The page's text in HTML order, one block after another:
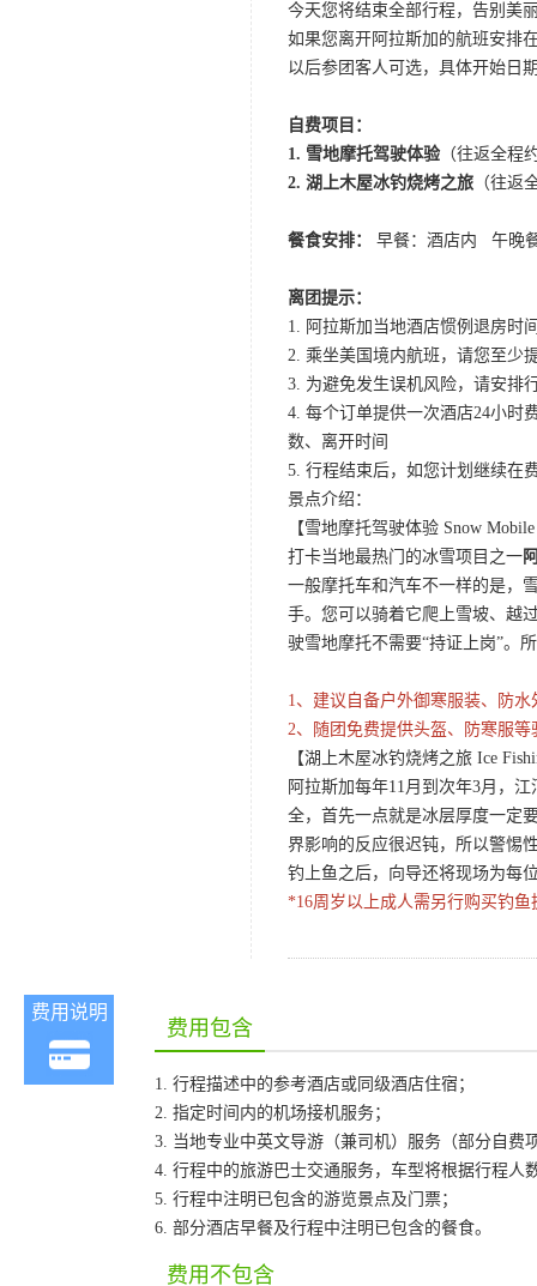
今天您将结束全部行程，告别美
如果您离开阿拉斯加的航班安排
以后参团客人可选，具体开始日
自费项目：
1. 雪地摩托驾驶体验（往返全程
2. 湖上木屋冰钓烧烤之旅 （往返
餐食安排： 早餐：酒店内 午晚
离团提示：
1. 阿拉斯加当地酒店惯例退房时
2. 乘坐美国境内航班，请您至少
3. 为避免发生误机风险，请安排
4. 每个订单提供一次酒店24小时
数、离开时间
5. 行程结束后，如您计划继续在
景点介绍：
【雪地摩托驾驶体验 Snow
打卡当地最热门的冰雪项目之一
一般摩托车和汽车不一样的是，
手。您可以骑着它爬上雪坡、越
驶雪地摩托不需要“持证上岗”。
1、建议自备户外御寒服装、防
2、随团免费提供头盔、防寒服等
【湖上木屋冰钓烧烤之旅 Ice
阿拉斯加每年11月到次年3月，
全，首先一点就是冰层厚度一定
界影响的反应很迟钝，所以警惕
钓上鱼之后，向导还将现场为每
*16周岁以上成人需另行购买钓鱼
费用说明
费用包含
1. 行程描述中的参考酒店或同级酒店住宿；
2. 指定时间内的机场接机服务；
3. 当地专业中英文导游（兼司机）服务（部分自费
4. 行程中的旅游巴士交通服务，车型将根据行程人
5. 行程中注明已包含的游览景点及门票；
6. 部分酒店早餐及行程中注明已包含的餐食。
费用不包含